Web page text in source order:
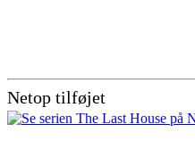
Netop tilføjet